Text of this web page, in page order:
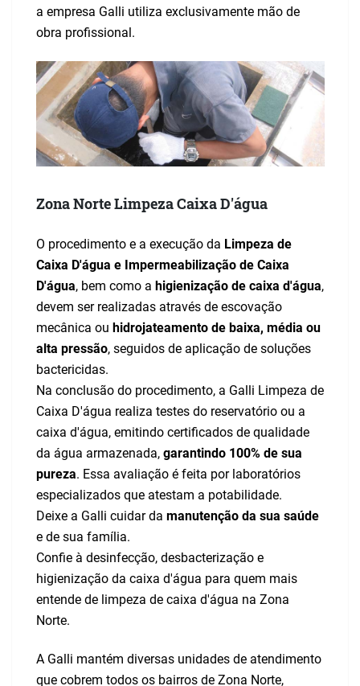
a empresa Galli utiliza exclusivamente mão de
obra profissional.
Zona Norte Limpeza Caixa D'água
O procedimento e a execução da Limpeza de
Caixa D'água e Impermeabilização de Caixa
D'água, bem como a higienização de caixa d'água,
devem ser realizadas através de escovação
mecânica ou hidrojateamento de baixa, média ou
alta pressão, seguidos de aplicação de soluções
bactericidas.
Na conclusão do procedimento, a Galli Limpeza de
Caixa D'água realiza testes do reservatório ou a
caixa d'água, emitindo certificados de qualidade
da água armazenada, garantindo 100% de sua
pureza. Essa avaliação é feita por laboratórios
especializados que atestam a potabilidade.
Deixe a Galli cuidar da manutenção da sua saúde
e de sua família.
Confie à desinfecção, desbacterização e
higienização da caixa d'água para quem mais
entende de limpeza de caixa d'água na Zona
Norte.
A Galli mantém diversas unidades de atendimento
que cobrem todos os bairros de Zona Norte,